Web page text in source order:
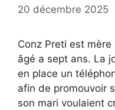
20 décembre 2025
Conz Preti est
âgé a sept ans. La
en place un
afin de promouvoir
son mari voulaient